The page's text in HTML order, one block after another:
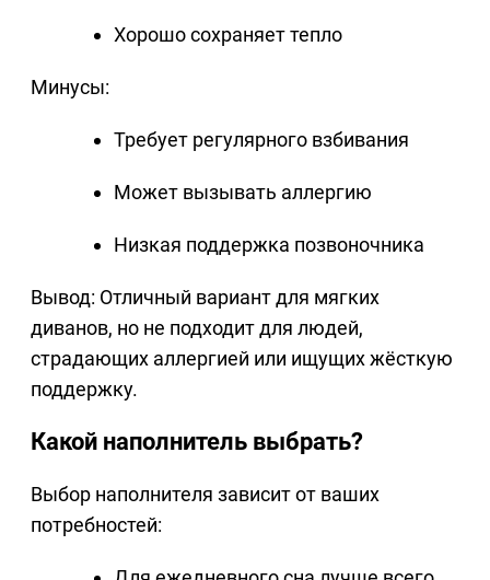
Хорошо сохраняет тепло
Минусы:
Требует регулярного взбивания
Может вызывать аллергию
Низкая поддержка позвоночника
Вывод: Отличный вариант для мягких
диванов, но не подходит для людей,
страдающих аллергией или ищущих жёсткую
поддержку.
Какой наполнитель выбрать?
Выбор наполнителя зависит от ваших
потребностей: